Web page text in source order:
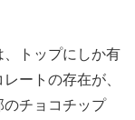
トップにしか有
ートの存在が、
チョコチップ